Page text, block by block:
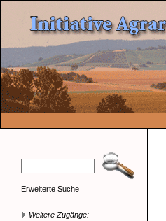
Erweiterte Suche
Weitere Zugänge: